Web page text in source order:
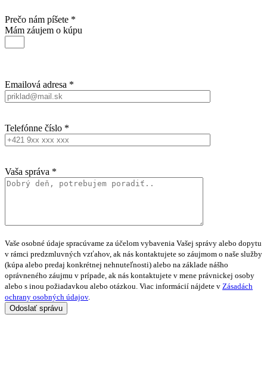
Prečo nám píšete *
Mám záujem o kúpu
Emailová adresa *
Telefónne číslo *
Vaša správa *
Vaše osobné údaje spracúvame za účelom vybavenia Vašej správy alebo dopytu
v rámci predzmluvných vzťahov, ak nás kontaktujete so záujmom o naše služby
(kúpa alebo predaj konkrétnej nehnuteľnosti) alebo na základe nášho
oprávneného záujmu v prípade, ak nás kontaktujete v mene právnickej osoby
alebo s inou požiadavkou alebo otázkou. Viac informácií nájdete v Zásadách
ochrany osobných údajov.